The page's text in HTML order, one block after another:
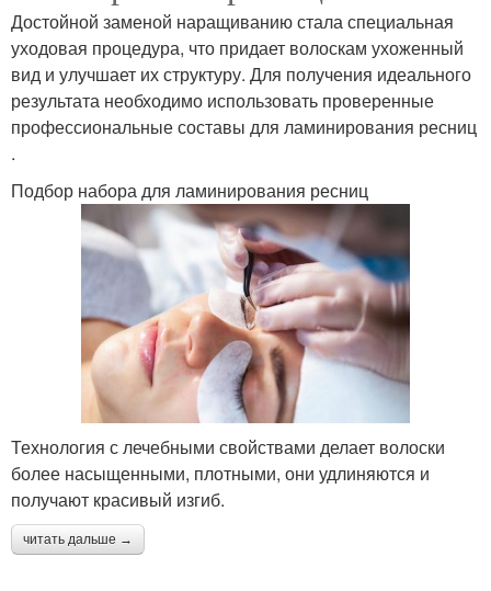
Достойной заменой наращиванию стала специальная
уходовая процедура, что придает волоскам ухоженный
вид и улучшает их структуру. Для получения идеального
результата необходимо использовать проверенные
профессиональные составы для ламинирования ресниц
.
Подбор набора для ламинирования ресниц
Технология с лечебными свойствами делает волоски
более насыщенными, плотными, они удлиняются и
получают красивый изгиб.
читать дальше →